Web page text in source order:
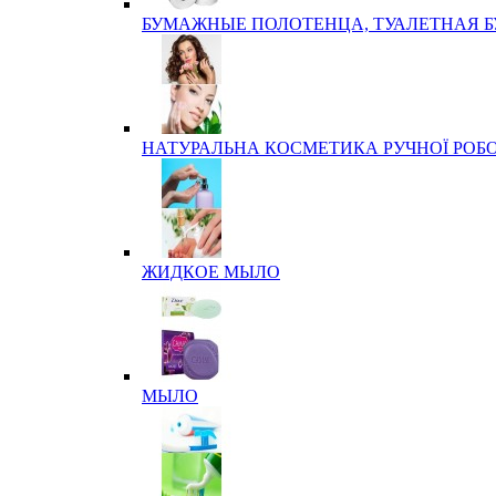
БУМАЖНЫЕ ПОЛОТЕНЦА, ТУАЛЕТНАЯ
НАТУРАЛЬНА КОСМЕТИКА РУЧНОЇ
ЖИДКОЕ МЫЛО
МЫЛО